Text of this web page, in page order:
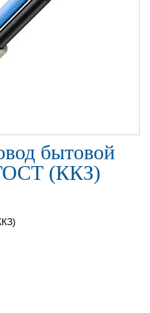
бытовой
(ККЗ)